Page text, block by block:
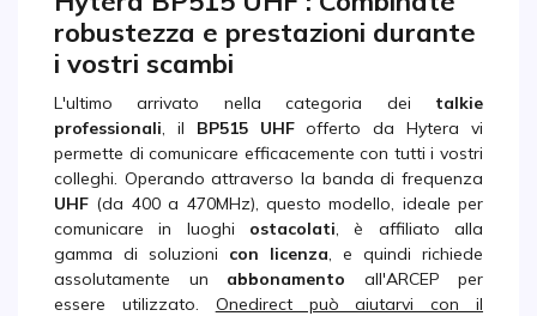
robustezza e prestazioni durante
i vostri scambi
L'ultimo arrivato nella categoria dei talkie
professionali , il BP515 UHFofferto da Hytera vi
permette di comunicare efficacemente con tutti i vostri
colleghi. Operando attraverso la banda di frequenza
UHF (da 400 a 470MHz), questo modello, ideale per
comunicare in luoghi ostacolati , è affiliato alla
gamma di soluzioni con licenza , e quindi richiede
assolutamente un abbonamento all'ARCEP per
essere utilizzato. Onedirect può aiutarvi con il